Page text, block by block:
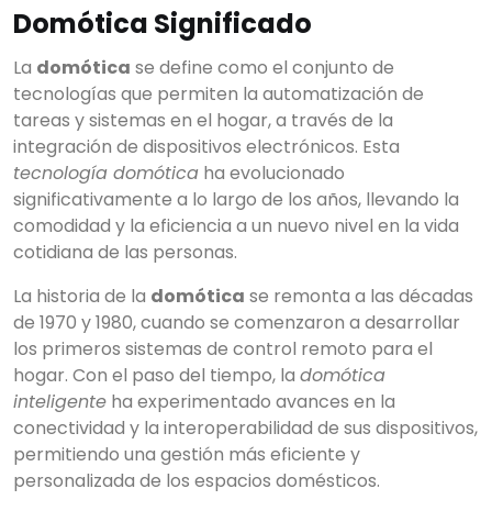
Domótica Significado
La domótica se define como el conjunto de
tecnologías que permiten la automatización de
tareas y sistemas en el hogar, a través de la
integración de dispositivos electrónicos. Esta
tecnología domótica ha evolucionado
significativamente a lo largo de los años, llevando la
comodidad y la eficiencia a un nuevo nivel en la vida
cotidiana de las personas.
La historia de la domótica se remonta a las décadas
de 1970 y 1980, cuando se comenzaron a desarrollar
los primeros sistemas de control remoto para el
hogar. Con el paso del tiempo, la domótica
inteligente ha experimentado avances en la
conectividad y la interoperabilidad de sus dispositivos,
permitiendo una gestión más eficiente y
personalizada de los espacios domésticos.